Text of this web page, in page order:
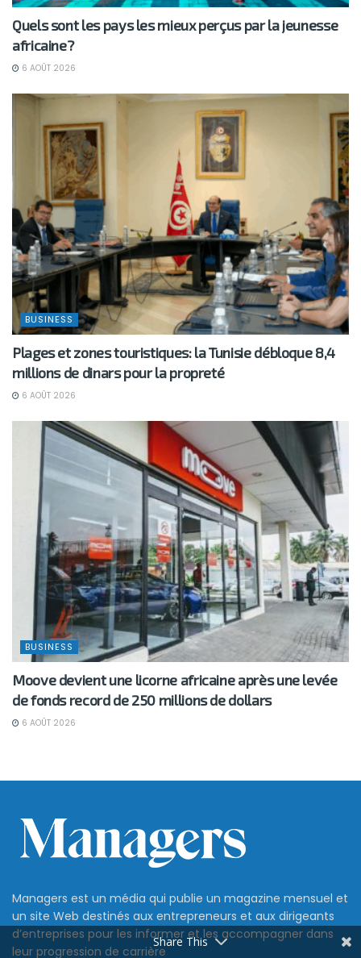
Quels sont les pays les mieux perçus par la jeunesse
africaine?
6 AOÛT 2026
BUSINESS
Plages et zones touristiques: la Tunisie débloque 8,4
millions de dinars pour la propreté
6 AOÛT 2026
BUSINESS
Moove devient une licorne africaine après une levée
de fonds record de 250 millions de dollars
6 AOÛT 2026
Managers est un média qui publie un magazine mensuel et
un site Web destinés aux entrepreneurs et aux dirigeants
d’entreprises pour les informer et les accompagner dans
leur progression de carrière
Share This